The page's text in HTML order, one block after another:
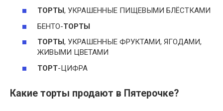
ТОРТЫ, УКРАШЕННЫЕ ПИЩЕВЫМИ БЛЁСТКАМИ
БЕНТО-ТОРТЫ
ТОРТЫ, УКРАШЕННЫЕ ФРУКТАМИ, ЯГОДАМИ,
ЖИВЫМИ ЦВЕТАМИ
ТОРТ-ЦИФРА
Какие торты продают в Пятерочке?